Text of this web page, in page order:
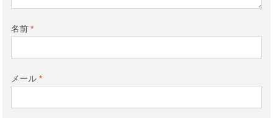
名前 *
メール *